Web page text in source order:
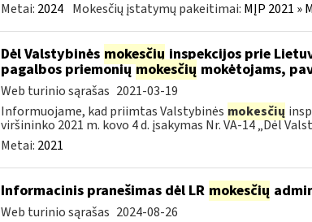
Metai: 2024 Mokesčių įstatymų pakeitimai: MĮP 2021
Dėl Valstybinės mokesčiųinspekcijos prie
pagalbos priemoniųmokesčių mokėtojams,
Web turinio sąrašas 2021-03-19
Informuojame, kad priimtas Valstybinės mokesčių
viršininko 2021 m. kovo 4 d. įsakymas Nr. VA-14 „Dėl
Metai: 2021
Informacinis pranešimas dėl LR mokesčių
Web turinio sąrašas 2024-08-26